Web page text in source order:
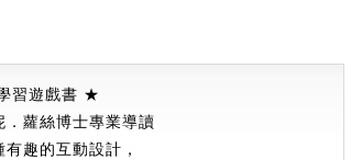
習遊戲書 ★
． 蘿絲博士專業導讀
趣的互動設計，